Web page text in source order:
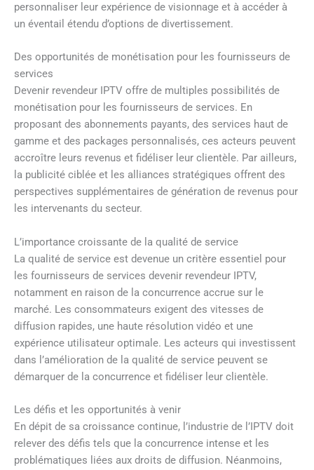
personnaliser leur expérience de visionnage et à accéder à
un éventail étendu d’options de divertissement.
Des opportunités de monétisation pour les fournisseurs de
services
Devenir revendeur IPTV offre de multiples possibilités de
monétisation pour les fournisseurs de services. En
proposant des abonnements payants, des services haut de
gamme et des packages personnalisés, ces acteurs peuvent
accroître leurs revenus et fidéliser leur clientèle. Par ailleurs,
la publicité ciblée et les alliances stratégiques offrent des
perspectives supplémentaires de génération de revenus pour
les intervenants du secteur.
L’importance croissante de la qualité de service
La qualité de service est devenue un critère essentiel pour
les fournisseurs de services devenir revendeur IPTV,
notamment en raison de la concurrence accrue sur le
marché. Les consommateurs exigent des vitesses de
diffusion rapides, une haute résolution vidéo et une
expérience utilisateur optimale. Les acteurs qui investissent
dans l’amélioration de la qualité de service peuvent se
démarquer de la concurrence et fidéliser leur clientèle.
Les défis et les opportunités à venir
En dépit de sa croissance continue, l’industrie de l’IPTV doit
relever des défis tels que la concurrence intense et les
problématiques liées aux droits de diffusion. Néanmoins,